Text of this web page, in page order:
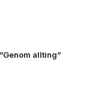
allting”